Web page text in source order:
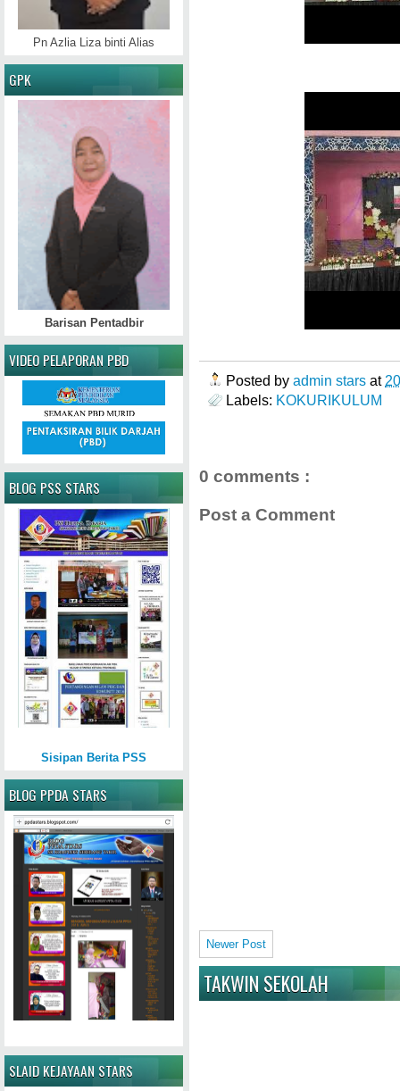
Posted by admin stars at
Labels: KOKURIKULUM
0 comments :
Post a Comment
Newer Post
TAKWIN SEKOLAH
Pn Azlia Liza binti Alias
GPK
Barisan Pentadbir
VIDEO PELAPORAN PBD
BLOG PSS STARS
Sisipan Berita PSS
BLOG PPDA STARS
SLAID KEJAYAAN STARS